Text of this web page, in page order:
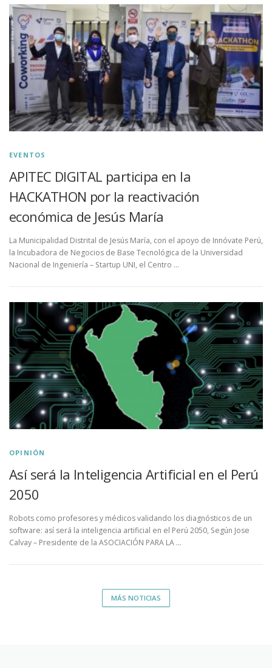
EVENTOS
APITEC DIGITAL participa en la
HACKATHON por la reactivación
económica de Jesús María
La Municipalidad Distrital de Jesús María, con el apoyo de Innóvate Perú,
la Incubadora de Negocios de Base Tecnológica de la Universidad
Nacional de Ingeniería – Startup UNI, el Centro …
OPINIÓN
Así será la Inteligencia Artificial en el Perú
2050
Robots como profesores y médicos validando los diagnósticos de un
software: así será la inteligencia artificial en el Perú 2050, Según Jose
Calvay – Presidente de la ASOCIACIÓN PARA LA …
MÁS NOTICIAS